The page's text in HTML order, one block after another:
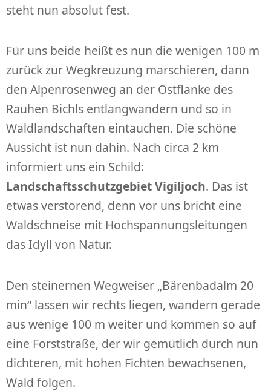
steht nun absolut fest.
Für uns beide heißt es nun die wenigen 100 m
zurück zur Wegkreuzung marschieren, dann
den Alpenrosenweg an der Ostflanke des
Rauhen Bichls entlangwandern und so in
Waldlandschaften eintauchen. Die schöne
Aussicht ist nun dahin. Nach circa 2 km
informiert uns ein Schild:
Landschaftsschutzgebiet Vigiljoch. Das ist
etwas verstörend, denn vor uns bricht eine
Waldschneise mit Hochspannungsleitungen
das Idyll von Natur.
Den steinernen Wegweiser „Bärenbadalm 20
min“ lassen wir rechts liegen, wandern gerade
aus wenige 100 m weiter und kommen so auf
eine Forststraße, der wir gemütlich durch nun
dichteren, mit hohen Fichten bewachsenen,
Wald folgen.